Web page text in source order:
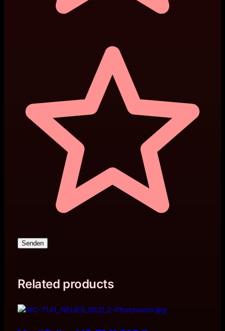
Senden
Related products